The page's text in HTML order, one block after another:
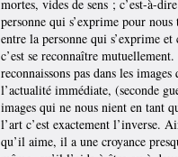
mortes, vides de sens ; c’est-à-
personne qui s’exprime pour
entre la personne qui s’exprime
c’est se reconnaître
reconnaissons pas dans les
l’actualité immédiate, (seconde
images qui ne nous nient en tant
l’art c’est exactement l’inverse.
qu’il aime, il a une croyance